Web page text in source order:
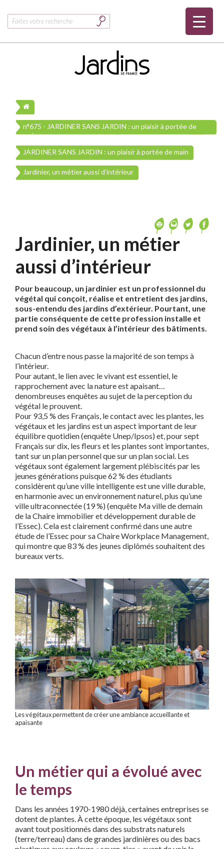
Rechercher :
n°675 - JARDINER SANS JARDIN : un plaisir à portée de
main
JARDINER SANS JARDIN : un plaisir à portée de main
Jardinier, un métier aussi d’intérieur
Jardinier, un métier
aussi d’intérieur
Pour beaucoup, un jardinier est un professionnel du
végétal qui conçoit, réalise et entretient des jardins,
sous-entendu des jardins d’extérieur. Pourtant, une
partie conséquente de cette profession installe et
prend soin des végétaux à l’intérieur des bâtiments.
Chacun d’entre nous passe la majorité de son temps à
l’intérieur.
Pour autant, le lien avec le vivant est essentiel, le
rapprochement avec la nature est apaisant…
denombreuses enquêtes au sujet de la perception du
végétal le prouvent.
Pour 93,5 % des Français, le contact avec les plantes, les
végétaux et les jardins est un aspect important de leur
équilibre quotidien (enquête Unep/Ipsos) et, pour sept
Français sur dix, les fleurs et les plantes sont importantes,
tant sur un plan personnel que sur un plan social. Les
végétaux sont également largement plébiscités par les
jeunes générations puisque 62 % des étudiants
considèrent qu’une ville intelligente est une ville durable,
en harmonie avec un environnement naturel, plus qu’une
ville ultraconnectée (19 %) (enquête Ma ville de demain
de la Chaire immobilier et développement durable de
l’Essec). Cela est clairement confirmé dans une autre
étude de l’Essec pour sa Chaire Workplace Management,
qui montre que 83 % des jeunes diplômés souhaitent des
bureaux verts.
Les végétaux permettent de créer une ambiance accueillante et
apaisante
Un métier qui a évolué avec
le temps
Dans les années 1970-1980 déjà, certaines entreprises se
dotent de plantes. À cette époque, les végétaux sont
avant tout positionnés dans des substrats naturels
(terre/terreau) dans de grandes jardinières ou des bacs